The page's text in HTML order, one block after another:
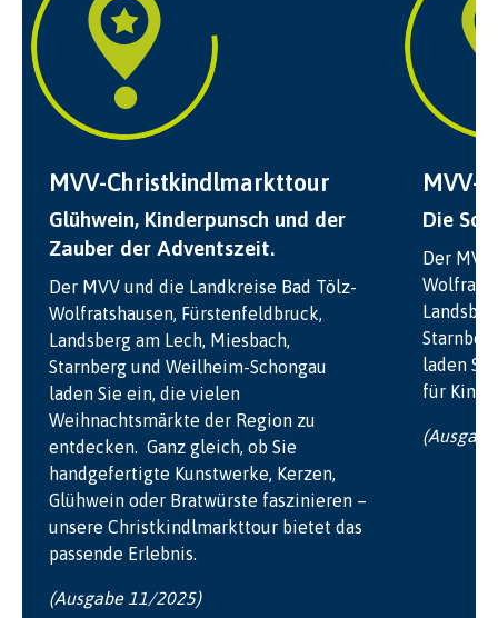
MVV-Christkindlmarkttour
Glühwein, Kinderpunsch und der
Zauber der Adventszeit.
Der MVV und die Landkreise Bad Tölz-
Wolfratshausen, Fürstenfeldbruck,
Landsberg am Lech, Miesbach,
Starnberg und Weilheim-Schongau
laden Sie ein, die vielen
Weihnachtsmärkte der Region zu
entdecken. Ganz gleich, ob Sie
handgefertigte Kunstwerke, Kerzen,
Glühwein oder Bratwürste faszinieren –
unsere Christkindlmarkttour bietet das
passende Erlebnis.
(Ausgabe 11/2025)
MVV-
Die
Der
laden
für